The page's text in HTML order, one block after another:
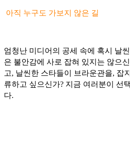
아직 누구도 가보지 않은 길
엄청난 미디어의 공세 속에 혹시 날
은 불안감에 사로 잡혀 있지는 않으
고, 날씬한 스타들이 브라운관을, 잡
류하고 싶으신가? 지금 여러분이 선
다.